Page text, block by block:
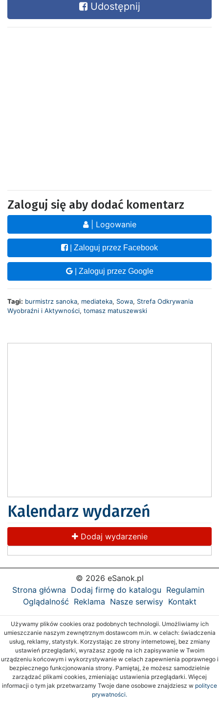
Udostępnij
Zaloguj się aby dodać komentarz
| Logowanie
| Zaloguj przez Facebook
| Zaloguj przez Google
Tagi: burmistrz sanoka, mediateka, Sowa, Strefa Odkrywania
Wyobraźni i Aktywności, tomasz matuszewski
Kalendarz wydarzeń
Dodaj wydarzenie
© 2026 eSanok.pl
Strona główna Dodaj firmę do katalogu Regulamin
Oglądalność Reklama Nasze serwisy Kontakt
Używamy plików cookies oraz podobnych technologii. Umożliwiamy ich
umieszczanie naszym zewnętrznym dostawcom m.in. w celach: świadczenia
usług, reklamy, statystyk. Korzystając ze strony internetowej, bez zmiany
ustawień przeglądarki, wyrażasz zgodę na ich zapisywanie w Twoim
urządzeniu końcowym i wykorzystywanie w celach zapewnienia poprawnego i
bezpiecznego funkcjonowania strony. Pamiętaj, że możesz samodzielnie
zarządzać plikami cookies, zmieniając ustawienia przeglądarki. Więcej
informacji o tym jak przetwarzamy Twoje dane osobowe znajdziesz w polityce
prywatności.